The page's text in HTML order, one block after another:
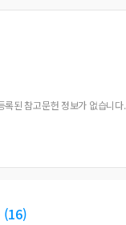
록된 참고문헌 정보가 없습니다.
(16)